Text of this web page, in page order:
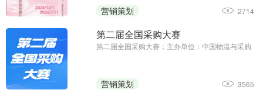
海苏香木兰健康科技有限公司
营销策划 2714
第二届全国采购大赛
第二届全国采购大赛；主办单位：中国物流与采购
营销策划 3565